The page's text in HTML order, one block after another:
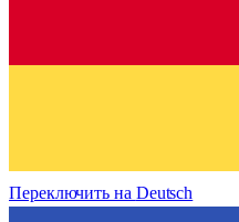
Переключить на Deutsch